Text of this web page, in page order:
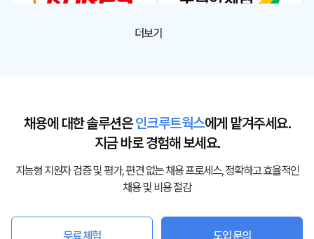
더보기
채용에 대한 솔루션은인크루트웍스에게 맡겨주세요.
지금 바로 경험해 보세요.
지능형 지원자 검증 및 평가, 편견 없는 채용 프로세스, 정확하고 효율적인
채용 및 비용 절감
무료 체험 도입 문의